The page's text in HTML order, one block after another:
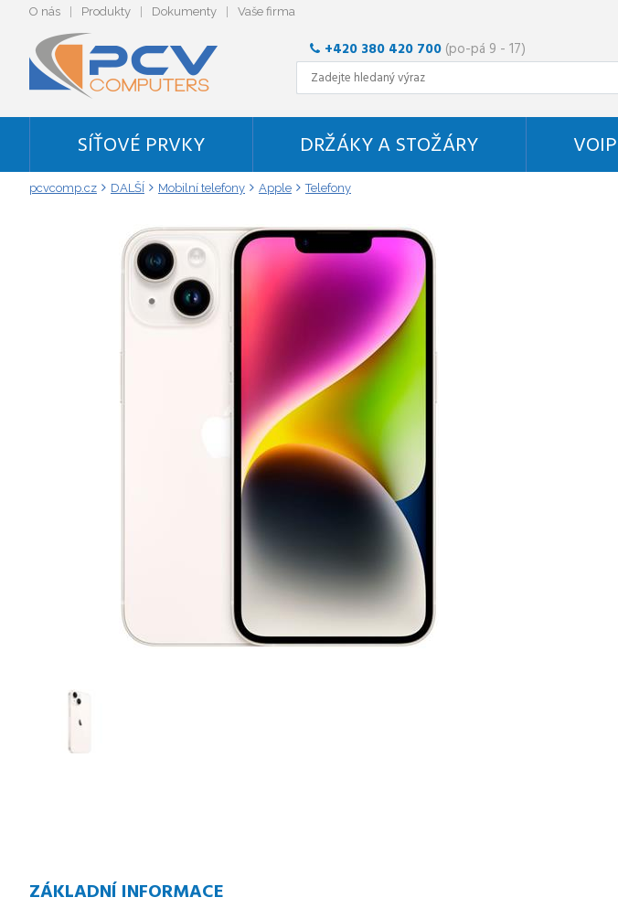
O nás Produkty Dokumenty Vaše firma
+420 380 420 700 (po-pá 9 - 17)
SÍŤOVÉ PRVKY DRŽÁKY A STOŽÁRY VOIP
pcvcomp.cz DALŠÍ Mobilní telefony Apple Telefony
ZÁKLADNÍ INFORMACE